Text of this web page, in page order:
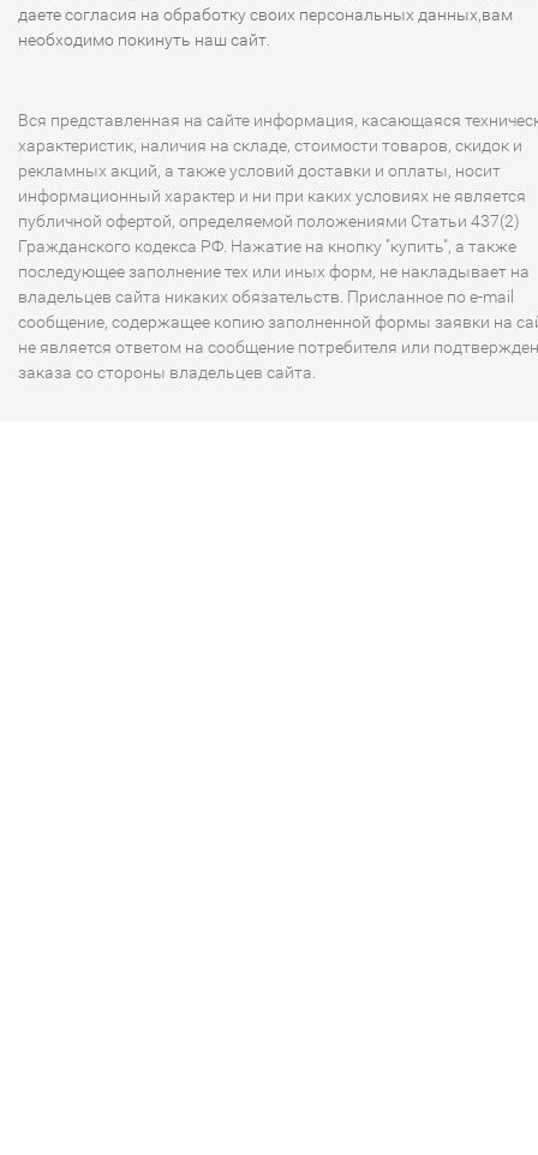
даете согласия на обработку своих персональных данных,вам
необходимо покинуть наш сайт.
Вся представленная на сайте информация, касающаяся
характеристик, наличия на складе, стоимости товаров, скидок и
рекламных акций, а также условий доставки и оплаты, носит
информационный характер и ни при каких условиях не является
публичной офертой, определяемой положениями Статьи 437(2)
Гражданского кодекса РФ. Нажатие на кнопку "купить", а также
последующее заполнение тех или иных форм, не накладывает на
владельцев сайта никаких обязательств. Присланное по e-mail
сообщение, содержащее копию заполненной формы заявки на
не является ответом на сообщение потребителя или
заказа со стороны владельцев сайта.